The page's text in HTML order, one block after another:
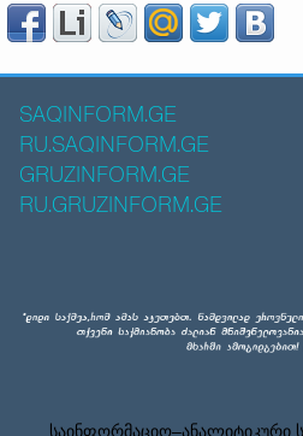
SAQINFORM.GE
RU.SAQINFORM.GE
GRUZINFORM.GE
RU.GRUZINFORM.GE
საინფორმაციო–ანალიტიკური